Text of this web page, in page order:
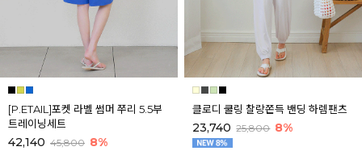
[P.ETAIL]포켓 라벨 썸머 쭈리 5.5부
트레이닝세트
42,140 45,800 8%
클로디 쿨링 찰랑쫀득 밴딩 하렘팬츠
23,740 25,800 8%